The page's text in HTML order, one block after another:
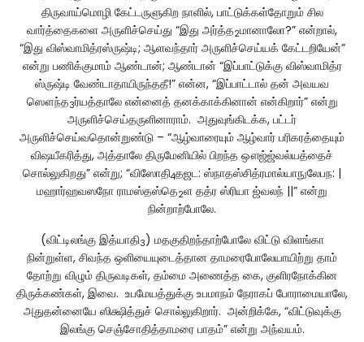
திருவாய்மொழி கேட்டருளுகிற நாளில், பாட்டுக்கள்தோறும் சில
வார்த்தைகளை அருளிச்செய்து “இது அர்த்த2மானாலோ?” என்றால்,
“இது விஸ்வாமித்ரஸ்ருஷ்டி; ஆளவந்தார் அருளிச்செய்யக் கேட்டறியேன்”
என்று பணிக்குமாம் ஆண்டான்; ஆண்டான் “இப்பாட்டுக்கு விஸ்வாமித்ர
ஸ்ருஷ்டி வேண்டாதாயிருந்ததீ!” என்ன, “இப்பாட்டால் தன் அவயவ
ஸௌந்த3ர்யத்தாலே என்னைத் தனக்காக்கினான் என்கிறார்” என்று
அருளிச்செய்தருளினாராம். அதுவுங்கிடக்க, பட்டர்
அருளிச்செய்வதொன்றுண்டு – “ஆழ்வாரையும் ஆழ்வார் பரிகரத்தையும்
விஷயீகரித்து, அத்தாலே திருமேனியில் பிறந்த ஔஜ்ஜ்வல்யத்தைச்
சொல்லுகிறது” என்று; “விஸோதி4தஜட: ஸ்நாதஸ்சித்ரமால்யாநுலேபந: |
மஹார்ஹவஸநோ ராமஸ்தஸ்தெ2ள தத்ர ஸ்ரியா ஜ்வலந் ||” என்று
நின்றாற்போலே.
(விட்டிலங்கு இத்யாதி3) மதகுதிறந்தாற்போலே விட்டு விளங்கா
நின்றுள்ள, சிவந்த ஒளியையுடைத்தான தாமரைபோலேயாயிற்று தாம்
தோற்று விழும் திருவடிகள், தம்மை அணைத்த கை, குளிரநோக்கின
திருக்கண்கள், இவை. உபமேயத்துக்கு உபமாநம் நேராகப் போராமையாலே,
அதுதன்னையே ஸிக்ஷித்துச் சொல்லுகிறார். அன்றிக்கே, “விட்டுவுக்கு
இலங்கு செஞ்சோதித்தாமரை பாதம்” என்று அந்வயம்.